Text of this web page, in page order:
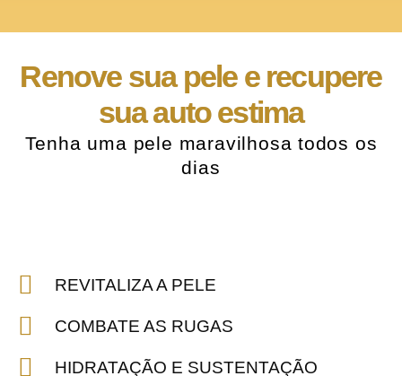
Renove sua pele e recupere
sua auto estima
Tenha uma pele maravilhosa todos os
dias
REVITALIZA A PELE
COMBATE AS RUGAS
HIDRATAÇÃO E SUSTENTAÇÃO